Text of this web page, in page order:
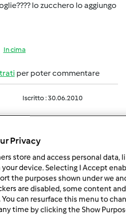
lo zucchero lo aggiungo
In cima
per poter commentare
Iscritto : 30.06.2010
#4
che lo spaccio
su Milano...
Privacy
store and access personal data,
device. Selecting I Accept
the purposes shown under we
are disabled, some content
can resurface this menu to
time by clicking the Show